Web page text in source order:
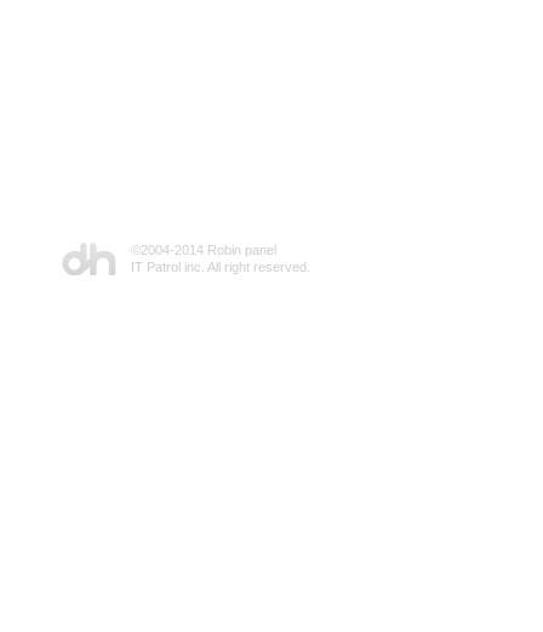
©2004-2014 Robin panel
IT Patrol inc. All right reserved.